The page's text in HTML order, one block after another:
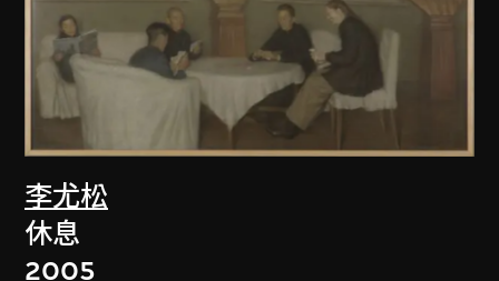
李尤松
休息
2005